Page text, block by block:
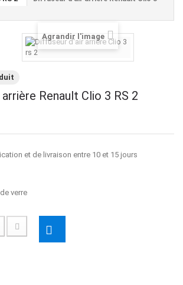
Agrandir l'image
Renault Clio 3 RS 2
et de livraison entre 10 et 15 jours
verre